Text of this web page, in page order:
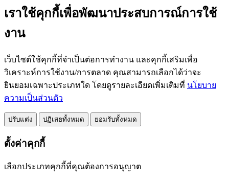
เราใช้คุกกี้เพื่อพัฒนาประสบการณ์การใช้
งาน
เว็บไซต์ใช้คุกกี้ที่จำเป็นต่อการทำงาน และคุกกี้เสริมเพื่อ
วิเคราะห์การใช้งาน/การตลาด คุณสามารถเลือกได้ว่าจะ
ยินยอมเฉพาะประเภทใด โดยดูรายละเอียดเพิ่มเติมที่ นโยบาย
ความเป็นส่วนตัว
ปรับแต่ง ปฏิเสธทั้งหมด ยอมรับทั้งหมด
ตั้งค่าคุกกี้
เลือกประเภทคุกกี้ที่คุณต้องการอนุญาต